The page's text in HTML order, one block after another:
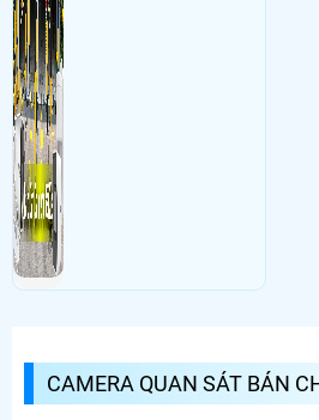
CAMERA QUAN SÁT BÁN